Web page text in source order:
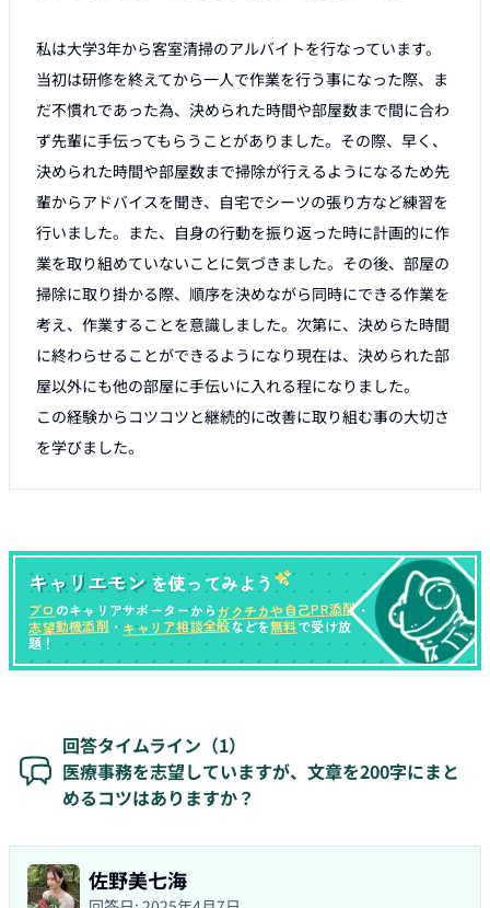
私は大学3年から客室清掃のアルバイトを行なっています。
当初は研修を終えてから一人で作業を行う事になった際、ま
だ不慣れであった為、決められた時間や部屋数まで間に合わ
ず先輩に手伝ってもらうことがありました。その際、早く、
決められた時間や部屋数まで掃除が行えるようになるため先
輩からアドバイスを聞き、自宅でシーツの張り方など練習を
行いました。また、自身の行動を振り返った時に計画的に作
業を取り組めていないことに気づきました。その後、部屋の
掃除に取り掛かる際、順序を決めながら同時にできる作業を
考え、作業することを意識しました。次第に、決めらた時間
に終わらせることができるようになり現在は、決められた部
屋以外にも他の部屋に手伝いに入れる程になりました。
この経験からコツコツと継続的に改善に取り組む事の大切さ
キャリエモン を使ってみよう
プロ のキャリアサポーターからガクチカや自己PR添削・
志望動機添削 ・キャリア相談全般などを無料で受け放
題！
回答タイムライン（1）
医療事務を志望していますが、文章を200字にまと
めるコツはありますか？
佐野美七海